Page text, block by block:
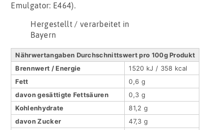
Emulgator: E464).
Hergestellt / verarbeitet in
Bayern
Nährwertangaben Durchschnittswert pro 100g Produkt
Brennwert / Energie
1520 kJ / 358 kcal
Fett
0,6 g
davon gesättigte Fettsäuren
0,3 g
Kohlenhydrate
81,2 g
davon Zucker
47,3 g